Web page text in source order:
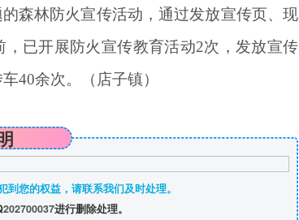
森林防火宣传活动，通过发放宣传页、现
已开展防火宣传教育活动2次，发放宣传
40余次。
（店子镇）
您的权益，请联系我们及时处理。
202700037进行删除处理。